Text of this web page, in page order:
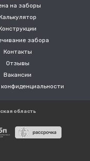
на заборы
забора
Контакты
Отзывы
Вакансии
область